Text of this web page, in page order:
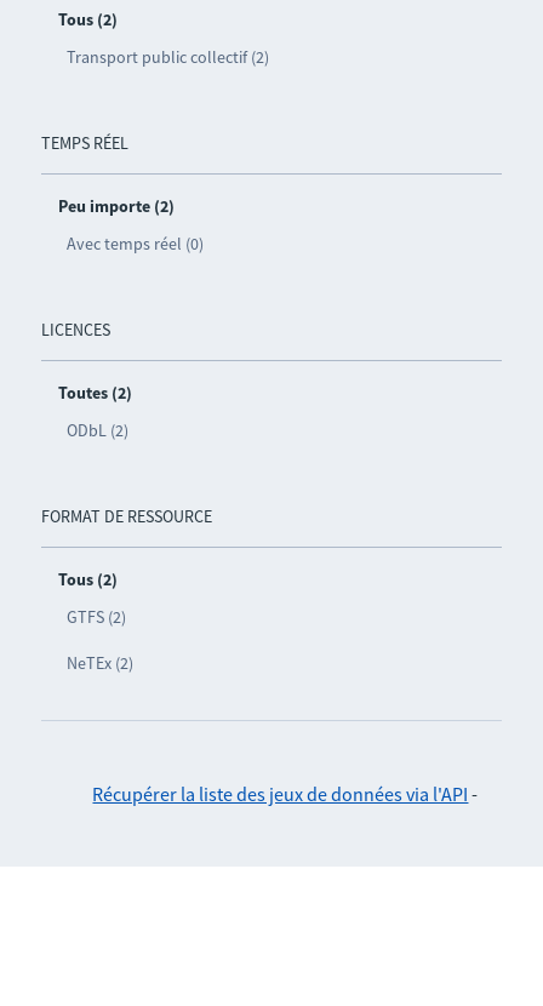
Tous (2)
Transport public collectif (2)
TEMPS RÉEL
Peu importe (2)
Avec temps réel (0)
LICENCES
Toutes (2)
ODbL (2)
FORMAT DE RESSOURCE
Tous (2)
GTFS (2)
NeTEx (2)
Récupérer la liste des jeux de données via l'API -